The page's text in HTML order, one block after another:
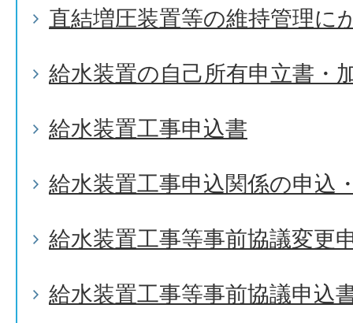
直結増圧装置等の維持管理に
給水装置の自己所有申立書・
給水装置工事申込書
給水装置工事申込関係の申込
給水装置工事等事前協議変更
給水装置工事等事前協議申込